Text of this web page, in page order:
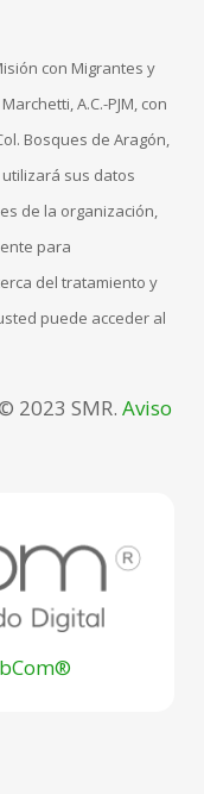
con Migrantes y
A.C.-PJM, con
Bosques de Aragón,
utilizará sus datos
de la organización,
para
del tratamiento y
puede acceder al
2023 SMR. Aviso